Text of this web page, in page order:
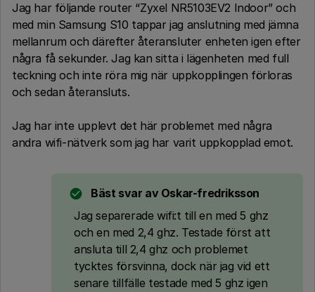
Jag har följande router “Zyxel NR5103EV2 Indoor” och
med min Samsung S10 tappar jag anslutning med jämna
mellanrum och därefter återansluter enheten igen efter
några få sekunder. Jag kan sitta i lägenheten med full
teckning och inte röra mig när uppkopplingen förloras
och sedan återansluts.
Jag har inte upplevt det här problemet med några
andra wifi-nätverk som jag har varit uppkopplad emot.
Bäst svar av Oskar-fredriksson
Jag separerade wifi:t till en med 5 ghz
och en med 2,4 ghz. Testade först att
ansluta till 2,4 ghz och problemet
tycktes försvinna, dock när jag vid ett
senare tillfälle testade med 5 ghz igen